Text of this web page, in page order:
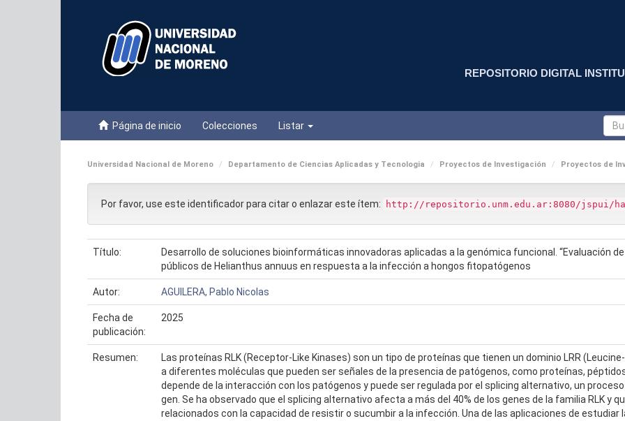
REPOSITORIO DIGITAL
Página de inicio Colecciones Listar
Universidad Nacional de Moreno Departamento de Ciencias Aplicadas y Tecnologia Proyectos de Investigación Proyectos de
Por favor, use este identificador para citar o enlazar este ítem: http://repositorio.unm.edu.ar:8080/jspui/
Título:
Desarrollo de soluciones bioinformáticas innovadoras aplicadas a la genómica funcional. “Evaluación
públicos de Helianthus annuus en respuesta a la infección a hongos fitopatógenos
Autor: AGUILERA, Pablo Nicolas
Fecha de
publicación:
2025
Resumen:
Las proteínas RLK (Receptor-Like Kinases) son un tipo de proteínas que tienen un dominio LRR
a diferentes moléculas que pueden ser señales de la presencia de patógenos, como proteínas,
depende de la interacción con los patógenos y puede ser regulada por el splicing alternativo, un
gen. Se ha observado que el splicing alternativo afecta a más del 40% de los genes de la familia RLK y
relacionados con la capacidad de resistir o sucumbir a la infección. Una de las aplicaciones de estudiar